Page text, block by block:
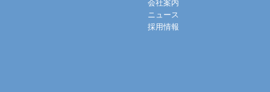
会社案内
ニュース
採用情報